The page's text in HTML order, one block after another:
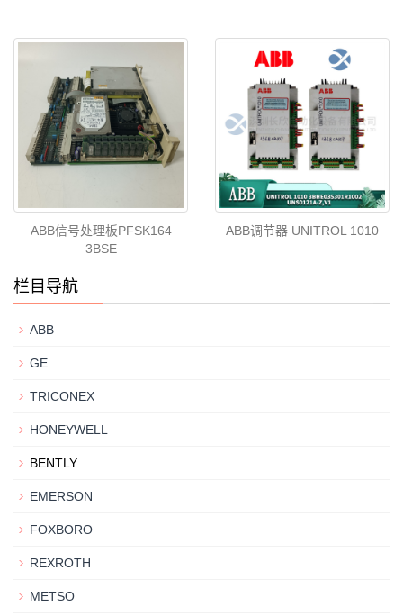
ABB信号处理板PFSK164
3BSE
ABB调节器 UNITROL 1010
栏目导航
ABB
GE
TRICONEX
HONEYWELL
BENTLY
EMERSON
FOXBORO
REXROTH
METSO